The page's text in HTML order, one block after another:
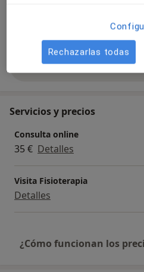
Niños (Solo en algunas
Mostrar
Servicios y precios
Consulta online
35 € Detalles
Visita Fisioterapia
Detalles
¿Cómo funcionan los
Rechazarlas todas